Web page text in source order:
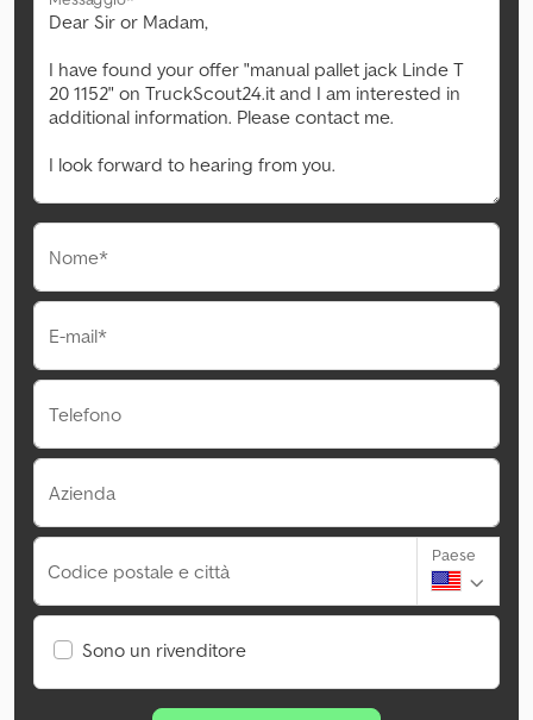
Nome*
E-mail*
Telefono
Azienda
Codice postale e città
Paese
Sono un rivenditore